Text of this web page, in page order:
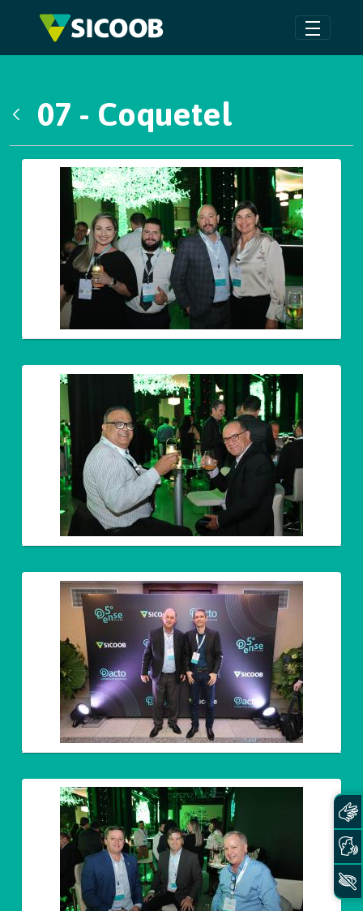
Pular para o Conteúdo principal
07 - Coquetel
Galeria de Mídias